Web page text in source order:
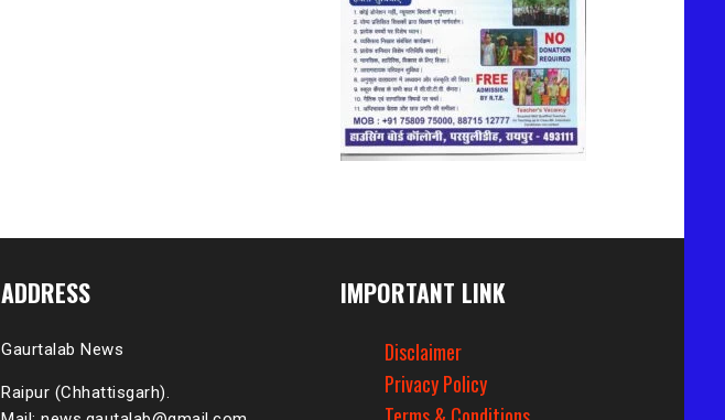
ADDRESS
Gaurtalab News
Raipur (Chhattisgarh).
IMPORTANT LINK
Disclaimer
Privacy Policy